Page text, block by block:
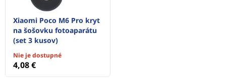
Xiaomi Poco M6 Pro kryt
na šošovku fotoaparátu
(set 3 kusov)
Nie je dostupné
4,08 €